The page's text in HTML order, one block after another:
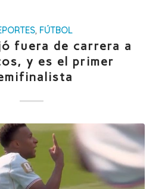
, FÚTBOL
fuera de carrera a
y es el primer